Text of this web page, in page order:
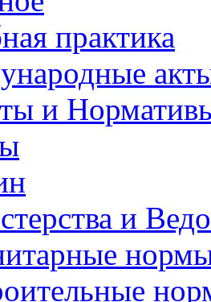
практика
и
и